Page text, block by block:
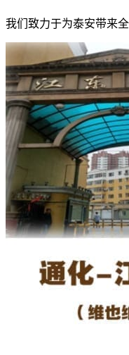
我们致力于为泰安带来